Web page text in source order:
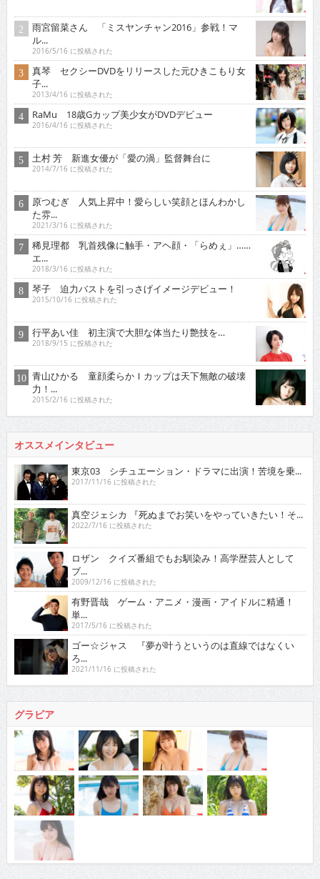
雨宮留菜さん 「ミスヤンチャン2016」参戦！マ
ル...
2016/5/16 に投稿された
真琴 セクシーDVDをリリースした元ひきこもり女
子...
2013/4/16 に投稿された
RaMu 18歳Gカップ美少女がDVDデビュー
2016/4/16 に投稿された
土村 芳 新進女優が「愛の渦」監督舞台に
2014/7/16 に投稿された
原つむぎ 人気上昇中！愛らしい笑顔とほんわかし
た雰...
2021/3/16 に投稿された
稀見理都 乳首残像に触手・アヘ顔・「らめぇ」……
エ...
2018/3/16 に投稿された
琴子 迫力バストを引っさげイメージデビュー！
2015/10/16 に投稿された
行平あい佳 初主演で大胆な体当たり艶技を…
2018/9/15 に投稿された
青山ひかる 童顔柔らかＩカップは天下無敵の破壊
力！...
2015/2/16 に投稿された
オススメインタビュー
東京03 シチュエーション・ドラマに出演！苦境を乗...
2017/11/16 に投稿された
真空ジェシカ 『死ぬまでお笑いをやっていきたい！そ...
2022/7/16 に投稿された
ロザン クイズ番組でもお馴染み！高学歴芸人として
ブ...
2009/12/16 に投稿された
有野晋哉 ゲーム・アニメ・漫画・アイドルに精通！
単...
2017/5/16 に投稿された
ゴー☆ジャス 『夢が叶うというのは直線ではなくい
ろ...
2021/11/16 に投稿された
グラビア